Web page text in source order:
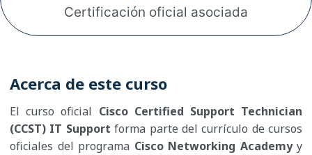
Certificación oficial asociada
Acerca de este curso
El curso oficial Cisco Certified Support Technician
(CCST) IT Support forma parte del currículo de cursos
oficiales del programa Cisco Networking Academyy